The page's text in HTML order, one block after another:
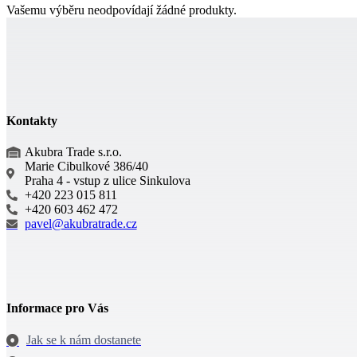
Vašemu výběru neodpovídají žádné produkty.
Kontakty
Akubra Trade s.r.o.
Marie Cibulkové 386/40
Praha 4 - vstup z ulice Sinkulova
+420 223 015 811
+420 603 462 472
pavel@akubratrade.cz
Informace pro Vás
Jak se k nám dostanete